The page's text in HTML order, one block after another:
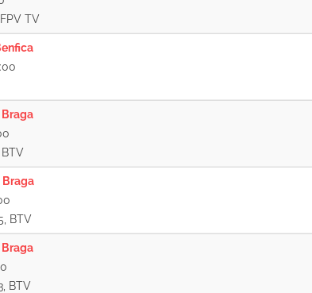
TV
Braga
BTV
Braga
BTV
Braga
BTV